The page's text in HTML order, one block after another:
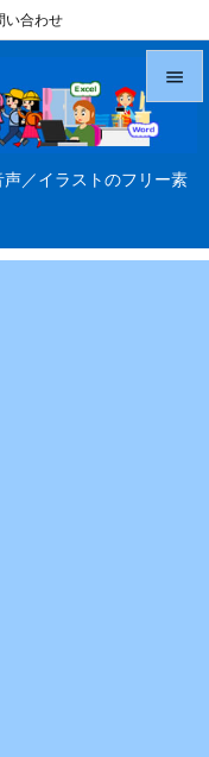
／イラストのフリー素



い合わせ